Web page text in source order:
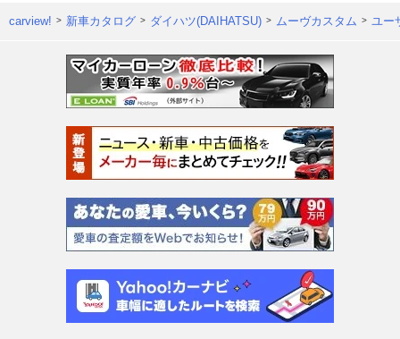
carview! 新車カタログ ダイハツ(DAIHATSU) ムーヴカスタム ユー